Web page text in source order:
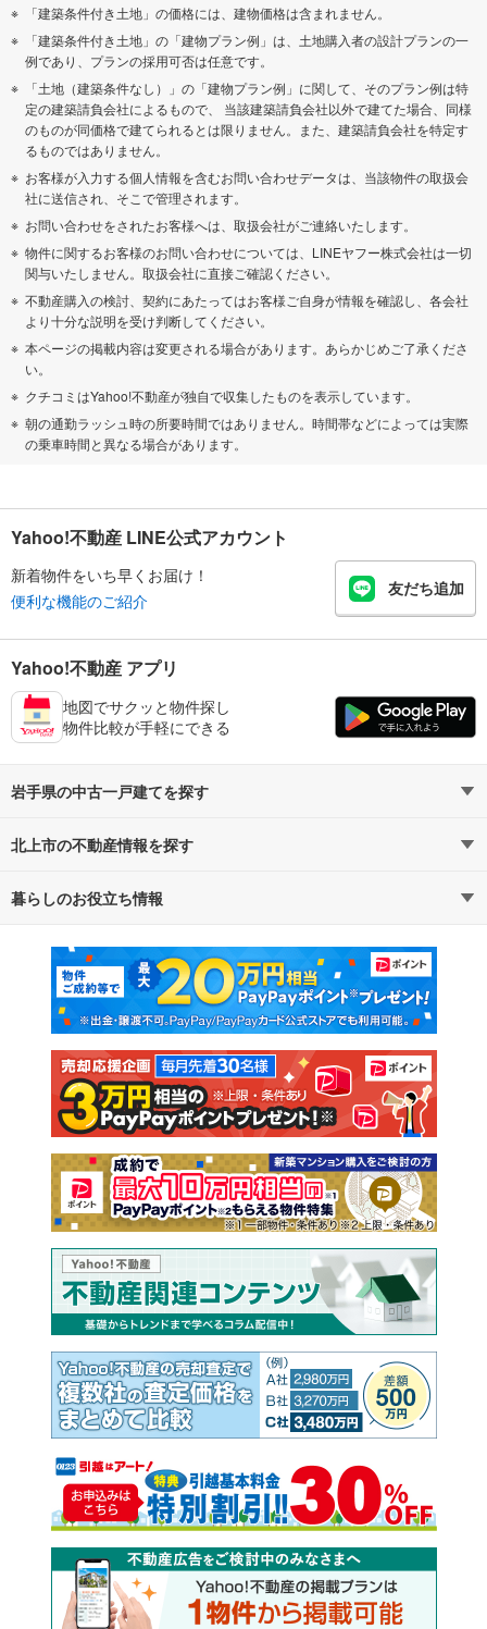
「建築条件付き土地」の価格には、建物価格は含まれません。
「建築条件付き土地」の「建物プラン例」は、土地購入者の設計プランの一
例であり、プランの採用可否は任意です。
「土地（建築条件なし）」の「建物プラン例」に関して、そのプラン例は特
定の建築請負会社によるもので、 当該建築請負会社以外で建てた場合、同様
のものが同価格で建てられるとは限りません。また、建築請負会社を特定す
るものではありません。
お客様が入力する個人情報を含むお問い合わせデータは、当該物件の取扱会
社に送信され、そこで管理されます。
お問い合わせをされたお客様へは、取扱会社がご連絡いたします。
物件に関するお客様のお問い合わせについては、LINEヤフー株式会社は一切
関与いたしません。取扱会社に直接ご確認ください。
不動産購入の検討、契約にあたってはお客様ご自身が情報を確認し、各会社
より十分な説明を受け判断してください。
本ページの掲載内容は変更される場合があります。あらかじめご了承くださ
い。
クチコミはYahoo!不動産が独自で収集したものを表示しています。
朝の通勤ラッシュ時の所要時間ではありません。時間帯などによっては実際
の乗車時間と異なる場合があります。
Yahoo!不動産 LINE公式アカウント
新着物件をいち早くお届け！
便利な機能のご紹介
友だち追加
Yahoo!不動産 アプリ
地図でサクッと物件探し
物件比較が手軽にできる
岩手県の中古一戸建てを探す
路線・駅から探す
通勤・通学時間から探す
北上市の不動産情報を探す
不動産・住宅
新築マンション 中古マンション
新築一戸建て 中古一戸建て
注文住宅 土地
売却査定
暮らしのお役立ち情報
マンションカタログ 教えて！住まいの先生